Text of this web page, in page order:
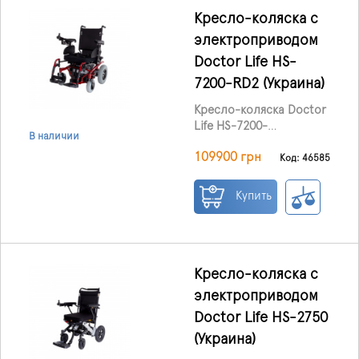
систему освещения и
Прочная конструкция и
надёжные компоненты
обеспечивают
стабильность и комфорт
при движении.
Адаптивная конструкция
скутер под
предпочтения
пользователя, делая его
В наличии
Кресло-коляска с
электроприводом
Doctor Life HS-
7200-RD2 (Украина)
Кресло-коляска Doctor
Life HS-7200-
и прочной
функциональным и
практичным дизайном.
индивидуальными
потребностями
пользователя. Спинка с
ребром жёсткости
легко устанавливается в
нужное положение и
109900 грн Код: 46585
Купить
Кресло-коляска с
электроприводом
Doctor Life HS-2750
(Украина)